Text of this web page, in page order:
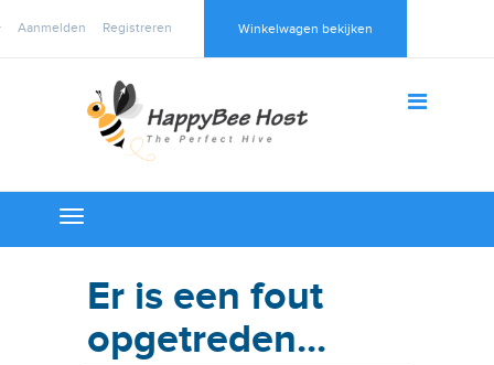
Aanmelden Registreren Winkelwagen bekijken
Toggle
navigation
Er is een fout
opgetreden...